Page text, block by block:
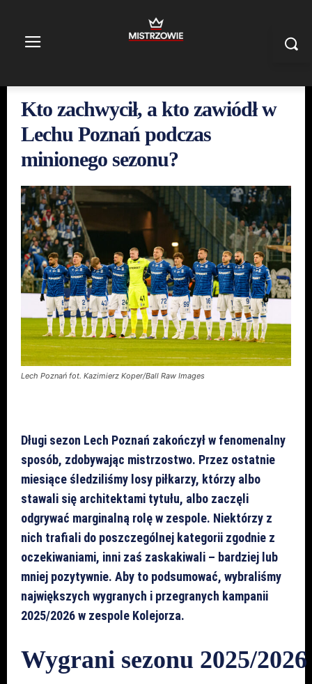
Kto zachwycił, a kto zawiódł w
Lechu Poznań podczas
minionego sezonu?
Lech Poznań fot. Kazimierz Koper/Ball Raw Images
Długi sezon Lech Poznań zakończył w fenomenalny
sposób, zdobywając mistrzostwo. Przez ostatnie
miesiące śledziliśmy losy piłkarzy, którzy albo
stawali się architektami tytułu, albo zaczęli
odgrywać marginalną rolę w zespole. Niektórzy z
nich trafiali do poszczególnej kategorii zgodnie z
oczekiwaniami, inni zaś zaskakiwali – bardziej lub
mniej pozytywnie. Aby to podsumować, wybraliśmy
największych wygranych i przegranych kampanii
2025/2026 w zespole Kolejorza.
Wygrani sezonu 2025/